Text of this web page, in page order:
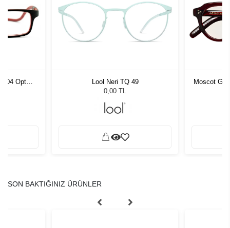
Opt
Lool Neri TQ 49
0,00 TL
Moscot
SON BAKTIĞINIZ ÜRÜNLER